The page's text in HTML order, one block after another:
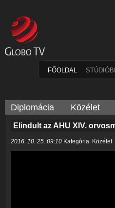
FŐOLDAL
Diplomácia Közélet
Elindult az AHU XIV.
2016. 10. 25. 09:10 Kategória: Közélet